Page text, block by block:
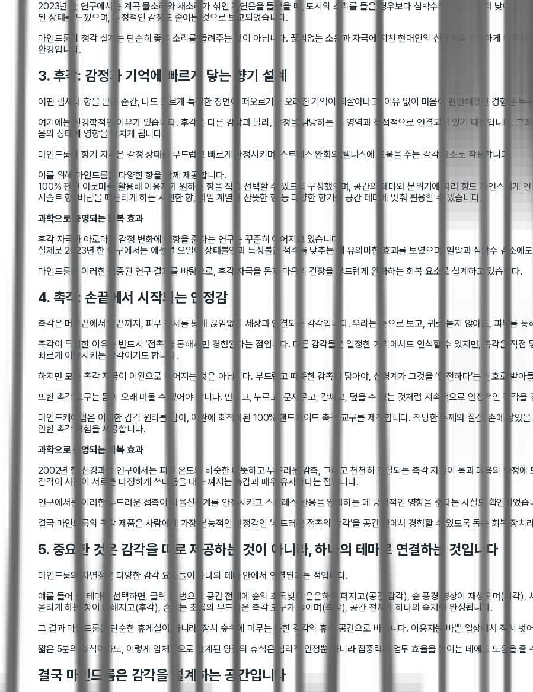
2023년 한 연구에서는 계곡 물소리와 새소리가 섞인 자연음을 들었을 때, 도시의 소리를 들은 경우보다 심박수와 긴장도가 더 낮아지는
된 상태를 느꼈으며, 부정적인 감정도 줄어든 것으로 보고되었습니다.
마인드룸의 청각 설계는 단순히 좋은 소리를 들려주는 것이 아닙니다. 끊임없는 소음과 자극에 지친 현대인의 신경계를 편안하게 이완시
환경입니다.
3. 후각: 감정과 기억에 빠르게 닿는 향기 설계
어떤 냄새나 향을 맡는 순간, 나도 모르게 특정한 장면이 떠오르거나 오래전 기억이 되살아나고, 이유 없이 마음이 편안해졌던 경험은 누
여기에는 신경학적인 이유가 있습니다. 후각은 다른 감각과 달리, 감정을 담당하는 뇌 영역과 직접적으로 연결되어 있기 때문입니다. 그
음의 상태에 영향을 미치게 됩니다.
마인드룸의 향기 자극은 감정 상태를 부드럽고 빠르게 안정시키며, 스트레스 완화와 웰니스에 도움을 주는 감각 요소로 작용합니다.
이를 위해 마인드룸은 다양한 향을 함께 제공합니다.
100% 천연 아로마를 활용해 이용자가 원하는 향을 직접 선택할 수 있도록 구성했으며, 공간의 테마와 분위기에 따라 향도 자연스럽게
시솔트 향, 바람을 떠올리게 하는 시원한 향, 과일 계열의 산뜻한 향 등 다양한 향기를 공간 테마에 맞춰 활용할 수 있습니다.
과학으로 증명되는 회복 효과
후각 자극과 아로마가 감정 변화에 영향을 준다는 연구는 꾸준히 이어지고 있습니다.
실제로 2023년 한 연구에서는 에센셜 오일이 상태불안과 특성불안 점수를 낮추는 데 유의미한 효과를 보였으며, 혈압과 심박수 감소에
마인드룸은 이러한 검증된 연구 결과를 바탕으로, 후각 자극을 몸과 마음의 긴장을 부드럽게 완화하는 회복 요소로 설계하고 있습니다.
4. 촉각: 손끝에서 시작되는 안정감
촉각은 머리끝에서 발끝까지, 피부 전체를 통해 끊임없이 세상과 연결되는 감각입니다. 우리는 눈으로 보고, 귀로 듣지 않아도, 피부를
촉각이 특별한 이유는 반드시 ‘접촉’을 통해서만 경험된다는 점입니다. 다른 감각들은 일정한 거리에서도 인식할 수 있지만, 촉각은 직
빠르게 이완시키는 감각이기도 합니다.
하지만 모든 촉각 자극이 이완으로 이어지는 것은 아닙니다. 부드럽고 따뜻한 감촉이 닿아야, 신경계가 그것을 ‘안전하다’는 신호로 받아
또한 촉각 도구는 몸이 오래 머물 수 있어야 합니다. 만지고, 누르고, 문지르고, 감싸고, 덮을 수 있는 것처럼 지속적으로 안정적인 감각을
마인드케어랩은 이러한 감각 원리를 담아, 이완에 최적화된 100% 핸드메이드 촉각 교구를 제작합니다. 적당한 두께와 질감, 손에 닿았
안한 촉각 경험을 제공합니다.
과학으로 증명되는 회복 효과
2002년 한 신경과학 연구에서는 피부 온도와 비슷한 따뜻하고 부드러운 감촉, 그리고 천천히 전달되는 촉각 자극이 몸과 마음의 안정에
감각이 사람이 서로를 다정하게 쓰다듬을 때 느껴지는 촉감과 매우 유사하다는 점입니다.
연구에서는 이러한 부드러운 접촉이 자율신경계를 안정시키고 스트레스 반응을 완화하는 데 긍정적인 영향을 준다는 사실도 확인되었습
결국 마인드룸의 촉각 제품은 사람에게 가장 본능적인 안정감인 ‘부드러운 접촉의 감각’을 공간 안에서 경험할 수 있도록 돕는 회복 장치
5. 중요한 것은 감각을 따로 제공하는 것이 아니라, 하나의 테마로 연결하는 것입니다
마인드룸의 차별점은 다양한 감각 요소들이 하나의 테마 안에서 연결된다는 점입니다.
예를 들어 숲 테마를 선택하면, 클릭 한 번으로 공간 전체에 숲의 초록빛이 은은하게 퍼지고(공간 감각), 숲 풍경 영상이 재생되며(시각),
올리게 하는 향이 더해지고(후각), 손에는 초록의 부드러운 촉각 도구가 놓이며(촉각), 공간 전체가 하나의 숲처럼 완성됩니다.
그 결과 마인드룸은 단순한 휴게실이 아니라, 잠시 숲속에 머무는 듯한 감각의 휴식 공간으로 바뀝니다. 이용자는 바쁜 일상에서 잠시 벗
짧은 5분의 휴식이라도, 이렇게 입체적으로 설계된 양질의 휴식은 심리적 안정뿐 아니라 집중력과 업무 효율을 높이는 데에도 도움을 줄
결국 마인드룸은 감각을 설계하는 공간입니다